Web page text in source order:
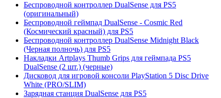
Беспроводной контроллер DualSense для PS5
(оригинальный)
Беспроводной геймпад DualSense - Cosmic Red
(Космический красный) для PS5
Беспроводной контроллер DualSense Midnight Black
(Черная полночь) для PS5
Накладки Artplays Thumb Grips для геймпада PS5
DualSense (2 шт.) (черные)
Дисковод для игровой консоли PlayStation 5 Disc Drive
White (PRO/SLIM)
Зарядная станция DualSense для PS5